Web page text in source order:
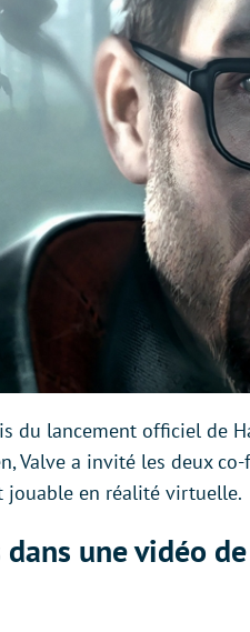
du lancement officiel de
Valve a invité les deux
jouable en réalité virtuelle.
une vidéo